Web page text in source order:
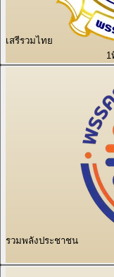
เสรีรวมไทย
1
รวมพลังประชาชน